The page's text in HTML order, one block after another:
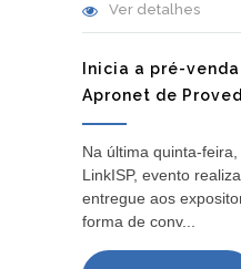
Ver detalhes
Inicia a pré-
Apronet de
Na última quinta-
LinkISP, evento
entregue aos
forma de conv...